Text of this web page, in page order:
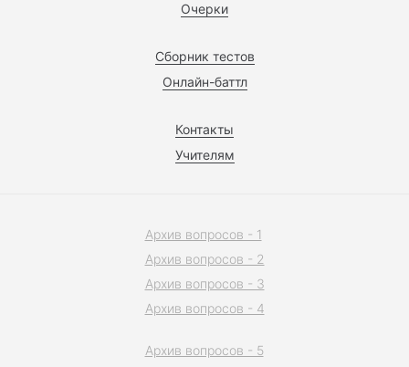
Очерки
Сборник тестов
Онлайн-баттл
Контакты
Учителям
Архив вопросов - 1
Архив вопросов - 2
Архив вопросов - 3
Архив вопросов - 4
Архив вопросов - 5